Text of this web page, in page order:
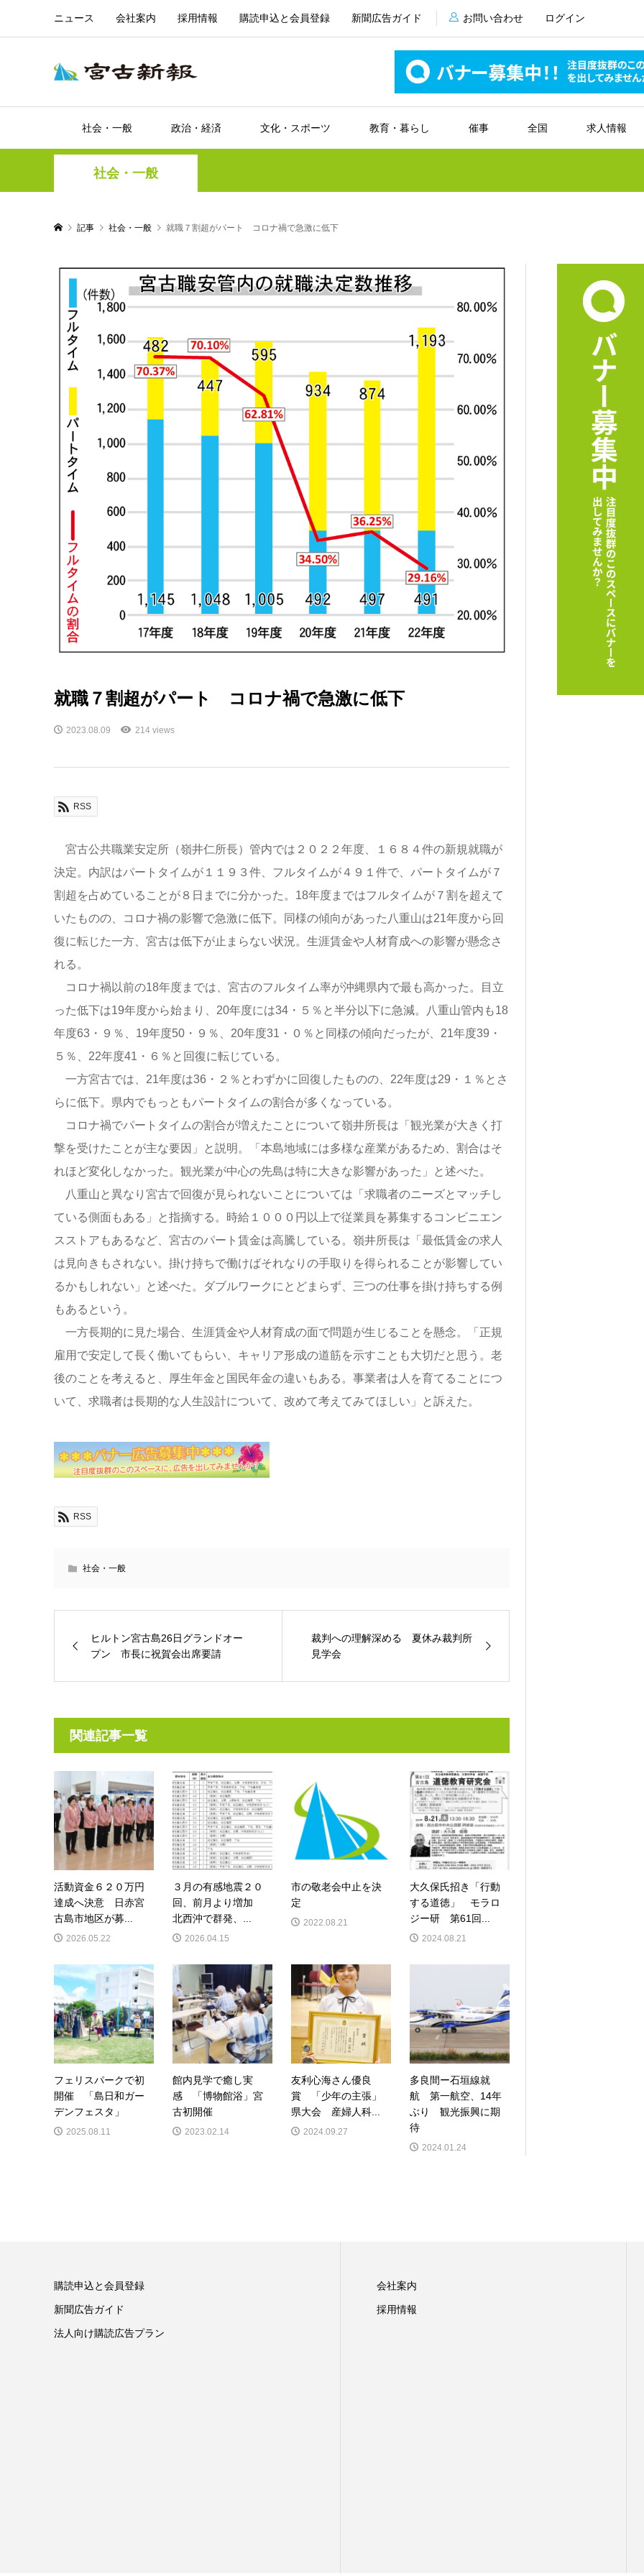
ニュース 会社案内 採用情報 購読申込と会員登録 新聞広告ガイド お問い合わせ ログイン
社会・一般 政治・経済 文化・スポーツ 教育・暮らし 催事 全国 求人情報
社会・一般
記事 社会・一般 就職７割超がパート コロナ禍で急激に低下
就職７割超がパート コロナ禍で急激に低下
2023.08.09 214 views
RSS
宮古公共職業安定所（嶺井仁所長）管内では２０２２年度、１６８４件の新規就職が
決定。内訳はパートタイムが１１９３件、フルタイムが４９１件で、パートタイムが７
割超を占めていることが８日までに分かった。18年度まではフルタイムが７割を超えて
いたものの、コロナ禍の影響で急激に低下。同様の傾向があった八重山は21年度から回
復に転じた一方、宮古は低下が止まらない状況。生涯賃金や人材育成への影響が懸念さ
れる。
コロナ禍以前の18年度までは、宮古のフルタイム率が沖縄県内で最も高かった。目立
った低下は19年度から始まり、20年度には34・５％と半分以下に急減。八重山管内も18
年度63・９％、19年度50・９％、20年度31・０％と同様の傾向だったが、21年度39・
５％、22年度41・６％と回復に転じている。
一方宮古では、21年度は36・２％とわずかに回復したものの、22年度は29・１％とさ
らに低下。県内でもっともパートタイムの割合が多くなっている。
コロナ禍でパートタイムの割合が増えたことについて嶺井所長は「観光業が大きく打
撃を受けたことが主な要因」と説明。「本島地域には多様な産業があるため、割合はそ
れほど変化しなかった。観光業が中心の先島は特に大きな影響があった」と述べた。
八重山と異なり宮古で回復が見られないことについては「求職者のニーズとマッチし
ている側面もある」と指摘する。時給１０００円以上で従業員を募集するコンビニエン
スストアもあるなど、宮古のパート賃金は高騰している。嶺井所長は「最低賃金の求人
は見向きもされない。掛け持ちで働けばそれなりの手取りを得られることが影響してい
るかもしれない」と述べた。ダブルワークにとどまらず、三つの仕事を掛け持ちする例
もあるという。
一方長期的に見た場合、生涯賃金や人材育成の面で問題が生じることを懸念。「正規
雇用で安定して長く働いてもらい、キャリア形成の道筋を示すことも大切だと思う。老
後のことを考えると、厚生年金と国民年金の違いもある。事業者は人を育てることにつ
いて、求職者は長期的な人生設計について、改めて考えてみてほしい」と訴えた。
RSS
社会・一般
ヒルトン宮古島26日グランドオー
プン 市長に祝賀会出席要請
裁判への理解深める 夏休み裁判所
見学会
関連記事一覧
活動資金６２０万円
達成へ決意 日赤宮
古島市地区が募...
2026.05.22
３月の有感地震２０
回、前月より増加
北西沖で群発、...
2026.04.15
市の敬老会中止を決
定
2022.08.21
大久保氏招き「行動
する道徳」 モラロ
ジー研 第61回...
2024.08.21
フェリスパークで初
開催 「島日和ガー
デンフェスタ」
2025.08.11
館内見学で癒し実
感 「博物館浴」宮
古初開催
2023.02.14
友利心海さん優良
賞 「少年の主張」
県大会 産婦人科...
2024.09.27
多良間ー石垣線就
航 第一航空、14年
ぶり 観光振興に期
待
2024.01.24
購読申込と会員登録
新聞広告ガイド
法人向け購読広告プラン
会社案内
採用情報